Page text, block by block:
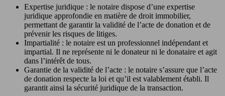
Expertise juridique : le notaire dispose d’une expertise
juridique approfondie en matière de droit immobilier,
permettant de garantir la validité de l’acte de donation et de
prévenir les risques de litiges.
Impartialité : le notaire est un professionnel indépendant et
impartial. Il ne représente ni le donateur ni le donataire et agit
dans l’intérêt de tous.
Garantie de la validité de l’acte : le notaire s’assure que l’acte
de donation respecte la loi et qu’il est valablement établi. Il
garantit ainsi la sécurité juridique de la transaction.